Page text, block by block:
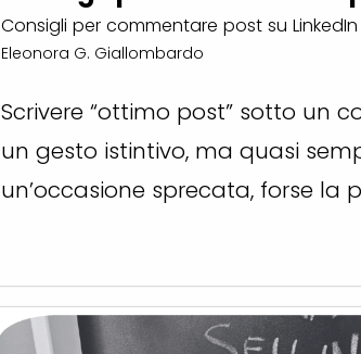
Consigli per commentare post su LinkedIn
Eleonora G. Giallombardo
Scrivere “ottimo post” sotto un
un gesto istintivo, ma quasi
un’occasione sprecata, forse la